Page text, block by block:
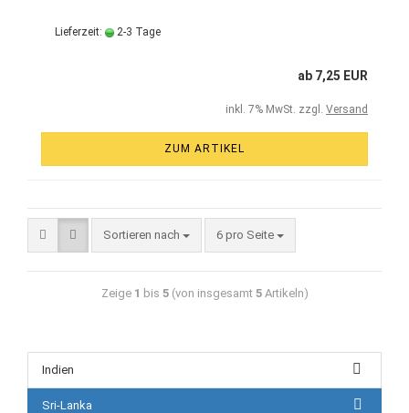
Lieferzeit: 2-3 Tage
ab 7,25 EUR
inkl. 7% MwSt. zzgl. Versand
ZUM ARTIKEL
Sortieren nach 6 pro Seite
Zeige 1 bis 5(von insgesamt 5Artikeln)
Indien
Sri-Lanka